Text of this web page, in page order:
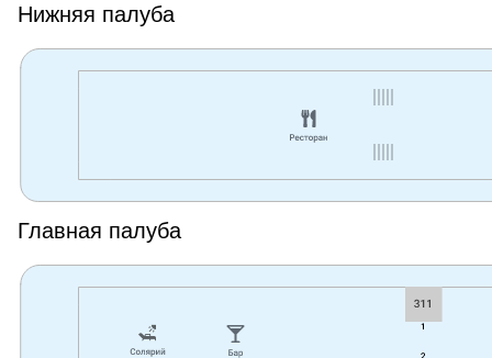
Нижняя палуба
Главная палуба